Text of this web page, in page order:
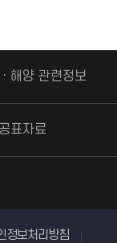
해양 관련정보
표자료
정보처리방침